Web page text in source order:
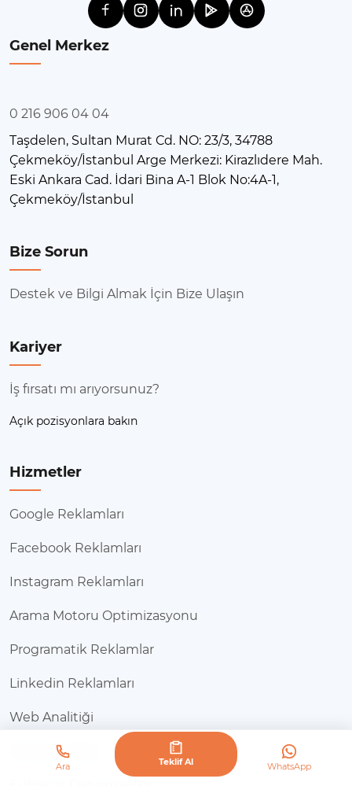
Genel Merkez
0 216 906 04 04
Taşdelen, Sultan Murat Cd. NO: 23/3, 34788
Çekmeköy/İstanbul Arge Merkezi: Kirazlıdere Mah.
Eski Ankara Cad. İdari Bina A-1 Blok No:4A-1,
Çekmeköy/İstanbul
Bize Sorun
Destek ve Bilgi Almak İçin Bize Ulaşın
Kariyer
İş fırsatı mı arıyorsunuz?
Açık pozisyonlara bakın
Hizmetler
Google Reklamları
Facebook Reklamları
Instagram Reklamları
Arama Motoru Optimizasyonu
Programatik Reklamlar
Linkedin Reklamları
Web Analitiği
Mobil Analitiği
Ara Teklif Al WhatsApp